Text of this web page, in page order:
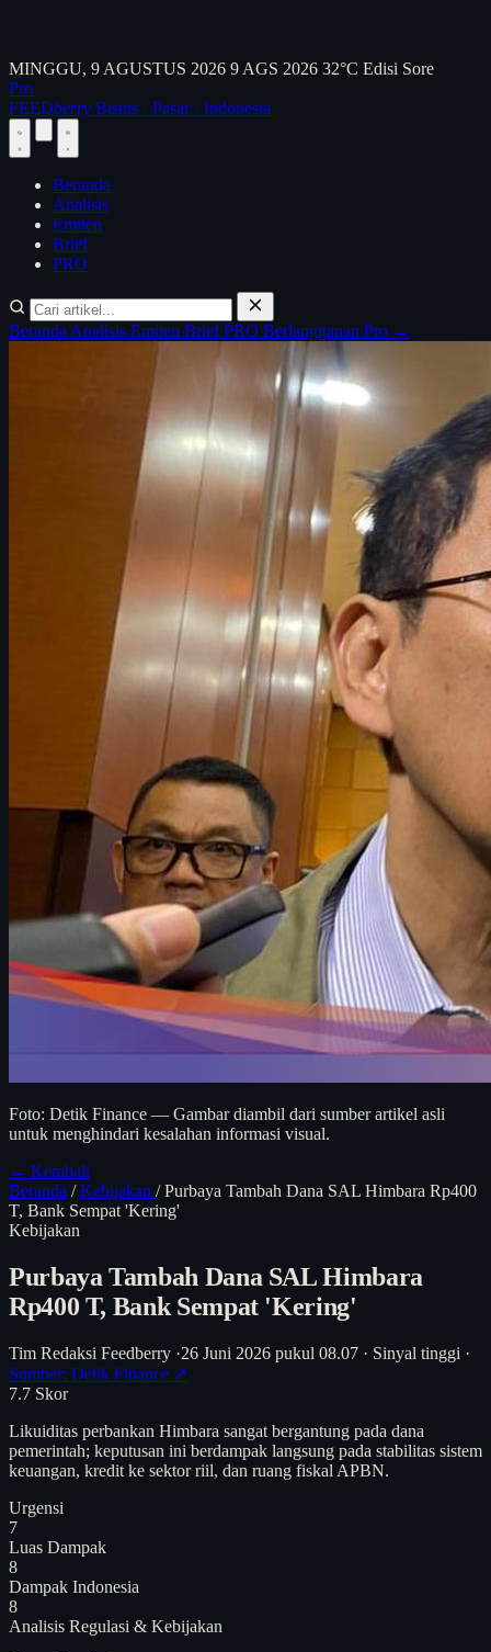
MINGGU, 9 AGUSTUS 2026 9 AGS 2026 32°C Edisi Sore
Pro
FEEDberry Bisnis · Pasar · Indonesia
Beranda
Analisis
Emiten
Brief
PRO
Beranda Analisis Emiten BriefPRO Berlangganan Pro →
Foto: Detik Finance — Gambar diambil dari sumber artikel asli
untuk menghindari kesalahan informasi visual.
← Kembali
Beranda / Kebijakan / Purbaya Tambah Dana SAL Himbara Rp400
T, Bank Sempat 'Kering'
Kebijakan
Purbaya Tambah Dana SAL Himbara
Rp400 T, Bank Sempat 'Kering'
Tim Redaksi Feedberry ·26 Juni 2026 pukul 08.07 · Sinyal tinggi ·
Sumber: Detik Finance ↗
7.7 Skor
Likuiditas perbankan Himbara sangat bergantung pada dana
pemerintah; keputusan ini berdampak langsung pada stabilitas sistem
keuangan, kredit ke sektor riil, dan ruang fiskal APBN.
Urgensi
7
Luas Dampak
8
Dampak Indonesia
8
Analisis Regulasi & Kebijakan